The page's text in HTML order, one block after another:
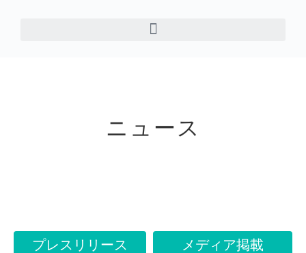
ニュース
プレスリリース メディア掲載